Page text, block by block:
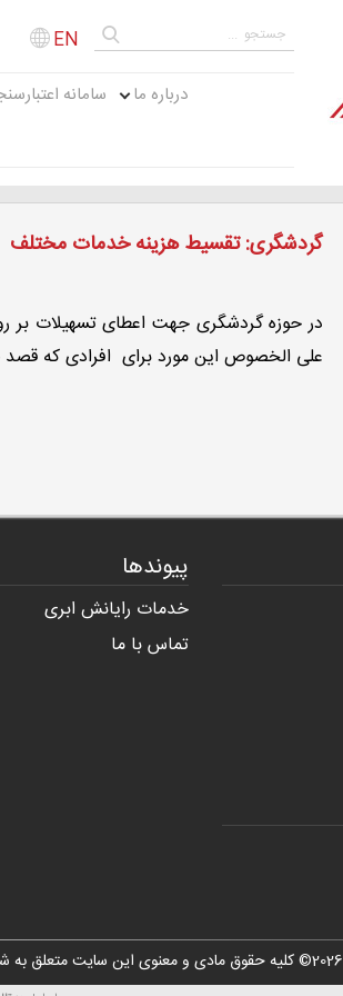
EN
سامانه
درباره ما
گردشگری: تقسیط هزینه خدمات مختلف
در حوزه گردشگری جهت اعطای تسهیلات بر
علی الخصوص این مورد برای افرادی که قصد
پیوندها
خدمات رایانش ابری
تماس با ما
2026© کلیه حقوق مادی و معنوی این سایت متعلق به